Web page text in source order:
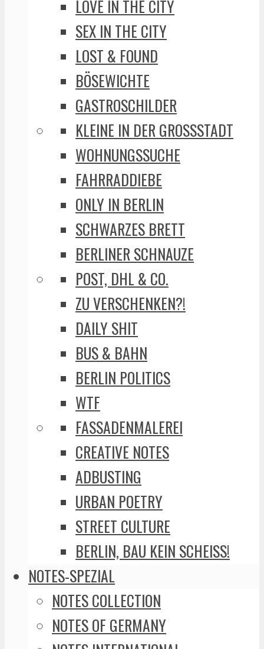
LOVE IN THE CITY
SEX IN THE CITY
LOST & FOUND
BÖSEWICHTE
GASTROSCHILDER
KLEINE IN DER GROSSSTADT
WOHNUNGSSUCHE
FAHRRADDIEBE
ONLY IN BERLIN
SCHWARZES BRETT
BERLINER SCHNAUZE
POST, DHL & CO.
ZU VERSCHENKEN?!
DAILY SHIT
BUS & BAHN
BERLIN POLITICS
WTF
FASSADENMALEREI
CREATIVE NOTES
ADBUSTING
URBAN POETRY
STREET CULTURE
BERLIN, BAU KEIN SCHEISS!
NOTES-SPEZIAL
NOTES COLLECTION
NOTES OF GERMANY